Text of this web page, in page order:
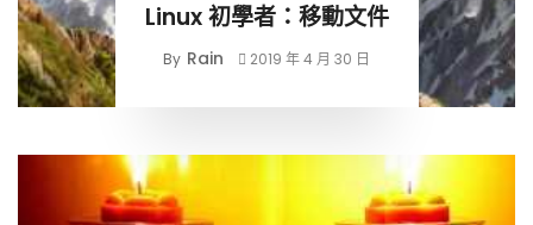
Linux 初學者：移動文件
By Rain 2019 年 4 月 30 日